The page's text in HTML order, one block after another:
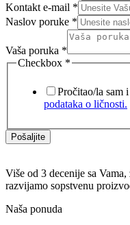
Kontakt e-mail *
Naslov poruke *
Vaša poruka *
Checkbox *
Pročitao/la sam
podataka o ličnosti.
Pošaljite
Više od 3 decenije sa
razvijamo sopstvenu
Naša ponuda